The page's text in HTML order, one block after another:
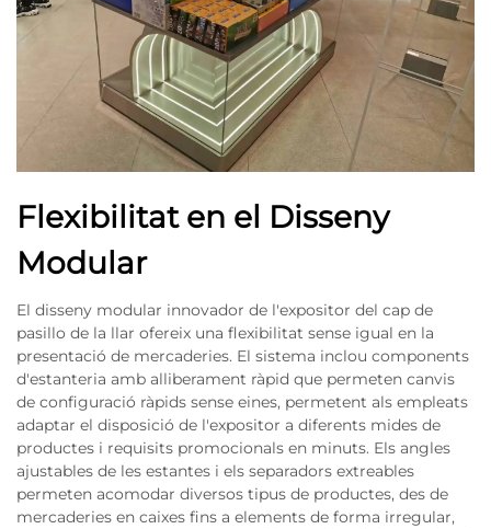
Flexibilitat en el Disseny
Modular
El disseny modular innovador de l'expositor del cap de
pasillo de la llar ofereix una flexibilitat sense igual en la
presentació de mercaderies. El sistema inclou components
d'estanteria amb alliberament ràpid que permeten canvis
de configuració ràpids sense eines, permetent als empleats
adaptar el disposició de l'expositor a diferents mides de
productes i requisits promocionals en minuts. Els angles
ajustables de les estantes i els separadors extreables
permeten acomodar diversos tipus de productes, des de
mercaderies en caixes fins a elements de forma irregular,